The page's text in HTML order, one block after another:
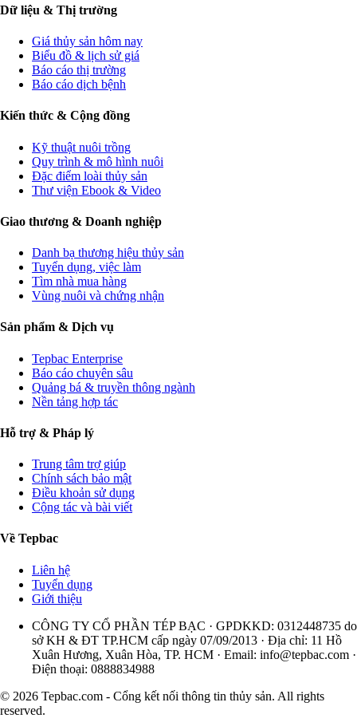
Dữ liệu & Thị trường
Giá thủy sản hôm nay
Biểu đồ & lịch sử giá
Báo cáo thị trường
Báo cáo dịch bệnh
Kiến thức & Cộng đồng
Kỹ thuật nuôi trồng
Quy trình & mô hình nuôi
Đặc điểm loài thủy sản
Thư viện Ebook & Video
Giao thương & Doanh nghiệp
Danh bạ thương hiệu thủy sản
Tuyển dụng, việc làm
Tìm nhà mua hàng
Vùng nuôi và chứng nhận
Sản phẩm & Dịch vụ
Tepbac Enterprise
Báo cáo chuyên sâu
Quảng bá & truyền thông ngành
Nền tảng hợp tác
Hỗ trợ & Pháp lý
Trung tâm trợ giúp
Chính sách bảo mật
Điều khoản sử dụng
Cộng tác và bài viết
Về Tepbac
Liên hệ
Tuyển dụng
Giới thiệu
CÔNG TY CỔ PHẦN TÉP BẠC · GPDKKD: 0312448735 do
sở KH & ĐT TP.HCM cấp ngày 07/09/2013 · Địa chỉ: 11 Hồ
Xuân Hương, Xuân Hòa, TP. HCM · Email: info@tepbac.com ·
Điện thoại: 0888834988
© 2026 Tepbac.com - Cổng kết nối thông tin thủy sản. All rights
reserved.